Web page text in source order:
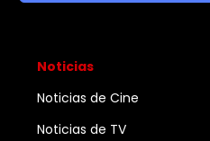
Noticias
Noticias de Cine
Noticias de TV